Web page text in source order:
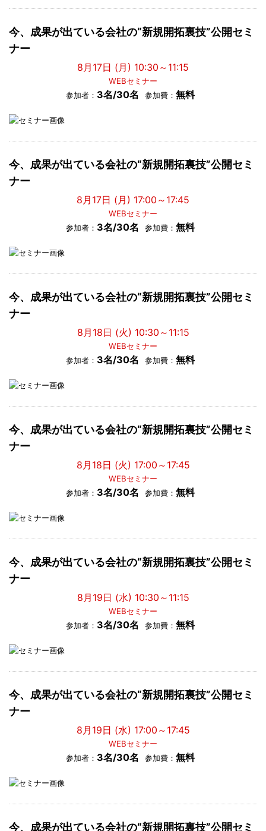
今、成果が出ている会社の“新規開拓裏技”公開セミ
ナー
8月17日 (月) 10:30～11:15
WEBセミナー
参加者： 3名/30名 参加費： 無料
今、成果が出ている会社の“新規開拓裏技”公開セミ
ナー
8月17日 (月) 17:00～17:45
WEBセミナー
参加者： 3名/30名 参加費： 無料
今、成果が出ている会社の“新規開拓裏技”公開セミ
ナー
8月18日 (火) 10:30～11:15
WEBセミナー
参加者： 3名/30名 参加費： 無料
今、成果が出ている会社の“新規開拓裏技”公開セミ
ナー
8月18日 (火) 17:00～17:45
WEBセミナー
参加者： 3名/30名 参加費： 無料
今、成果が出ている会社の“新規開拓裏技”公開セミ
ナー
8月19日 (水) 10:30～11:15
WEBセミナー
参加者： 3名/30名 参加費： 無料
今、成果が出ている会社の“新規開拓裏技”公開セミ
ナー
8月19日 (水) 17:00～17:45
WEBセミナー
参加者： 3名/30名 参加費： 無料
今、成果が出ている会社の“新規開拓裏技”公開セミ